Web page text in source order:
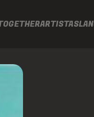
ARTISTAS